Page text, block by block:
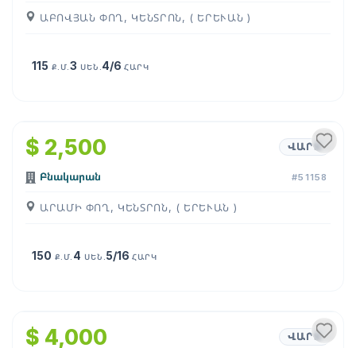
ԱԲՈՎՅԱՆ ՓՈՂ, ԿԵՆՏՐՈՆ, ( ԵՐԵՒԱՆ )
115 Ք.Մ.3 ՍԵՆ. 4/6ՀԱՐԿ
$ 2,500 ՎԱՐՁ
Բնակարան #51158
ԱՐԱՄԻ ՓՈՂ, ԿԵՆՏՐՈՆ, ( ԵՐԵՒԱՆ )
150 Ք.Մ. 4 ՍԵՆ. 5/16ՀԱՐԿ
$ 4,000 ՎԱՐՁ